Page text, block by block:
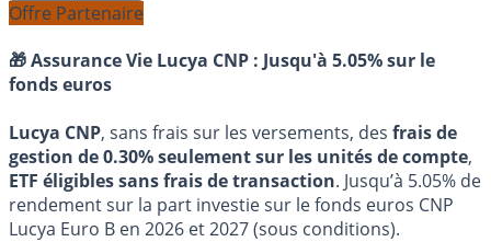
Offre Partenaire
🎁 Assurance Vie Lucya CNP : Jusqu'à 5.05% sur le
fonds euros
Lucya CNP, sans frais sur les versements, des frais de
gestion de 0.30% seulement sur les unités de compte,
ETF éligibles sans frais de transaction. Jusqu’à 5.05% de
rendement sur la part investie sur le fonds euros CNP
Lucya Euro B en 2026 et 2027 (sous conditions).